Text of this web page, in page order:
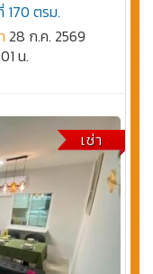
170 ตรม.
28 ก.ค. 2569
น.
เช่า